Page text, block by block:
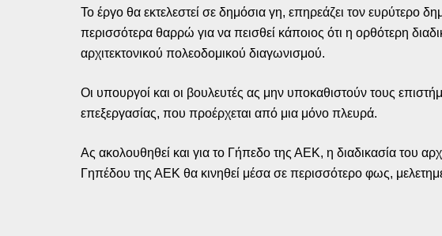
Το έργο θα εκτελεστεί σε δημόσια γη, επηρεάζει τον ευρύτερο
περισσότερα θαρρώ για να πεισθεί κάποιος ότι η ορθότερη
αρχιτεκτονικού πολεοδομικού διαγωνισμού.
Οι υπουργοί και οι βουλευτές ας μην υποκαθιστούν τους
επεξεργασίας, που προέρχεται από μια μόνο πλευρά.
Ας ακολουθηθεί και για το Γήπεδο της ΑΕΚ, η διαδικασία του
Γηπέδου της ΑΕΚ θα κινηθεί μέσα σε περισσότερο φως,